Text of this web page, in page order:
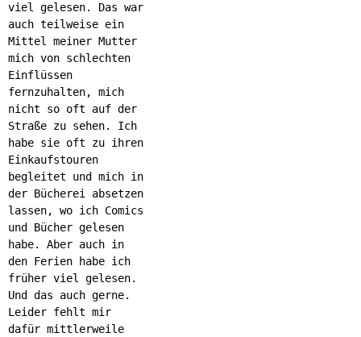
viel gelesen. Das war
auch teilweise ein
Mittel meiner Mutter
mich von schlechten
Einflüssen
fernzuhalten, mich
nicht so oft auf der
Straße zu sehen. Ich
habe sie oft zu ihren
Einkaufstouren
begleitet und mich in
der Bücherei absetzen
lassen, wo ich Comics
und Bücher gelesen
habe. Aber auch in
den Ferien habe ich
früher viel gelesen.
Und das auch gerne.
Leider fehlt mir
dafür mittlerweile